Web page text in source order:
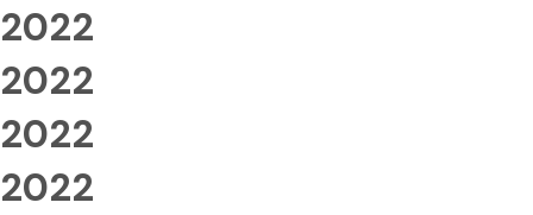
2022
2022
2022
2022